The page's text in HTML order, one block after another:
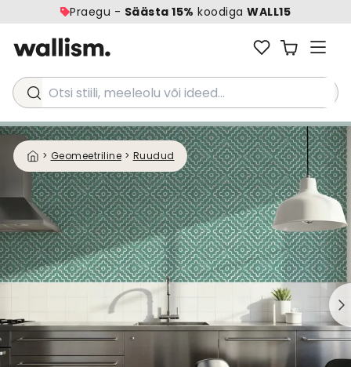
Praegu - Säästa 15% koodiga WALL15
Otsi stiili, meeleolu või ideed...
> Geomeetriline > Ruudud